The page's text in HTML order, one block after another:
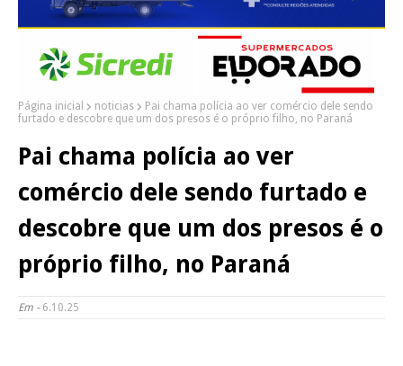
Página inicial noticias
Pai chama polícia ao ver comércio dele sendo
furtado e descobre que um dos presos é o próprio filho, no Paraná
Pai chama polícia ao ver
comércio dele sendo furtado e
descobre que um dos presos é o
próprio filho, no Paraná
Em - 6.10.25